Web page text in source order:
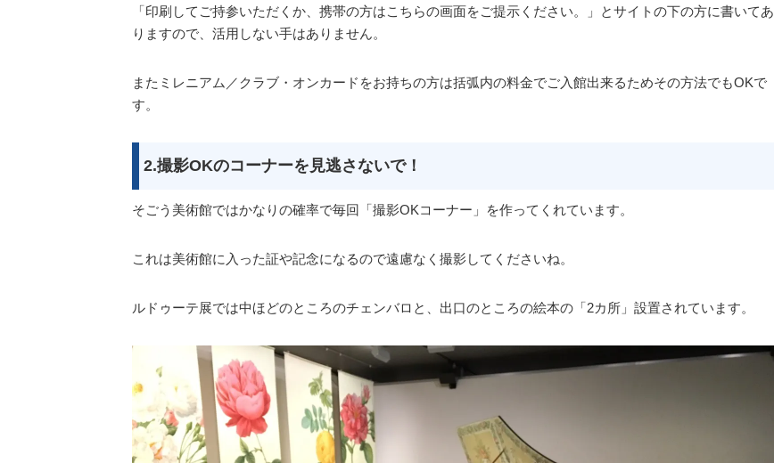
「印刷してご持参いただくか、携帯の方はこちらの画面をご提示ください。」とサイトの下の方に書いてあ
りますので、活用しない手はありません。
またミレニアム／クラブ・オンカードをお持ちの方は括弧内の料金でご入館出来るためその方法でもOKで
す。
2.撮影OKのコーナーを見逃さないで！
そごう美術館ではかなりの確率で毎回「撮影OKコーナー」を作ってくれています。
これは美術館に入った証や記念になるので遠慮なく撮影してくださいね。
ルドゥーテ展では中ほどのところのチェンバロと、出口のところの絵本の「2カ所」設置されています。